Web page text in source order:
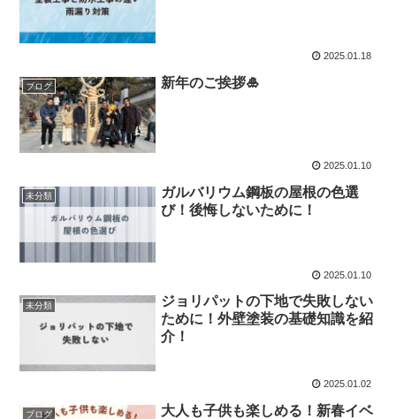
2025.01.18
ブログ 新年のご挨拶🎍
2025.01.10
未分類
ガルバリウム鋼板の屋根の色選
び！後悔しないために！
2025.01.10
未分類
ジョリパットの下地で失敗しない
ために！外壁塗装の基礎知識を紹
介！
2025.01.02
ブログ 大人も子供も楽しめる！新春イベ